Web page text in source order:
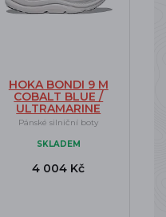
HOKA BONDI 9 M
COBALT BLUE /
ULTRAMARINE
Pánské silniční boty
SKLADEM
4 004 Kč